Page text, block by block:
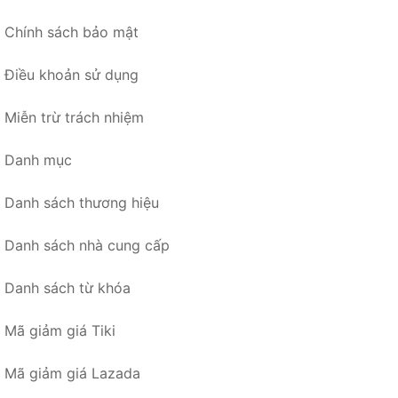
Chính sách bảo mật
Điều khoản sử dụng
Miễn trừ trách nhiệm
Danh mục
Danh sách thương hiệu
Danh sách nhà cung cấp
Danh sách từ khóa
Mã giảm giá Tiki
Mã giảm giá Lazada